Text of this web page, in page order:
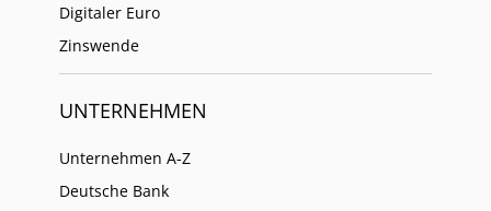
Digitaler Euro
Zinswende
UNTERNEHMEN
Unternehmen A-Z
Deutsche Bank